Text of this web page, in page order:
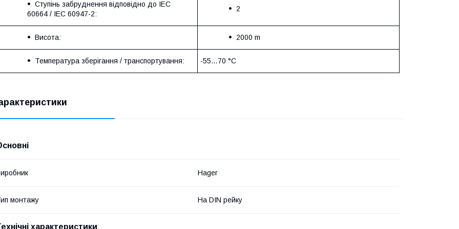
Ступінь забруднення відповідно до IEC
60664 / IEC 60947-2:
2
Висота: 2000 m
Температура зберігання / транспортування: -55…70 °C
Hager
монтажу На DIN рейку
характеристики